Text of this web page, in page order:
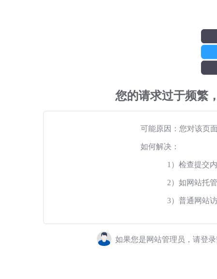
您的请求过于频繁
可能原因：您对该页
如何解决：
1）检查提交
2）如网站托
3）普通网站
如果您是网站管理员，请登